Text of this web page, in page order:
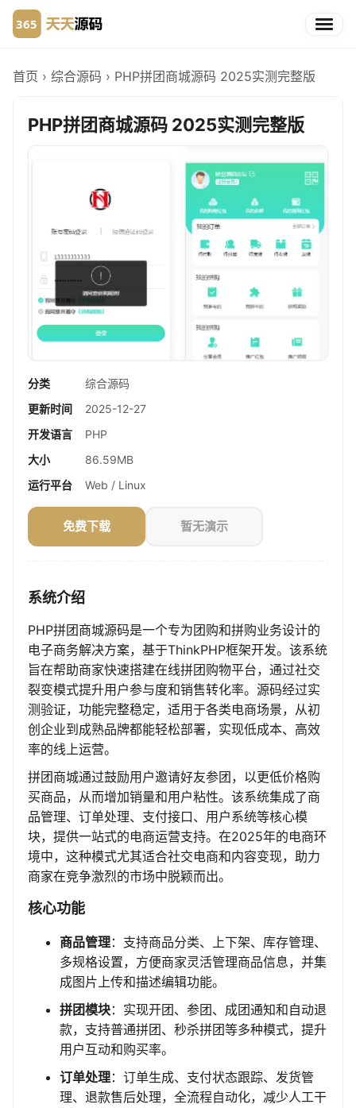
首页 › 综合源码 › PHP拼团商城源码 2025实测完整版
PHP拼团商城源码 2025实测完整版
分类
综合源码
更新时间
2025-12-27
开发语言
PHP
大小
86.59MB
运行平台
Web / Linux
免费下载 暂无演示
系统介绍
PHP拼团商城源码是一个专为团购和拼购业务设计的
电子商务解决方案，基于ThinkPHP框架开发。该系统
旨在帮助商家快速搭建在线拼团购物平台，通过社交
裂变模式提升用户参与度和销售转化率。源码经过实
测验证，功能完整稳定，适用于各类电商场景，从初
创企业到成熟品牌都能轻松部署，实现低成本、高效
率的线上运营。
拼团商城通过鼓励用户邀请好友参团，以更低价格购
买商品，从而增加销量和用户粘性。该系统集成了商
品管理、订单处理、支付接口、用户系统等核心模
块，提供一站式的电商运营支持。在2025年的电商环
境中，这种模式尤其适合社交电商和内容变现，助力
商家在竞争激烈的市场中脱颖而出。
核心功能
商品管理：支持商品分类、上下架、库存管理、
多规格设置，方便商家灵活管理商品信息，并集
成图片上传和描述编辑功能。
拼团模块：实现开团、参团、成团通知和自动退
款，支持普通拼团、秒杀拼团等多种模式，提升
用户互动和购买率。
订单处理：订单生成、支付状态跟踪、发货管
理、退款售后处理，全流程自动化，减少人工干